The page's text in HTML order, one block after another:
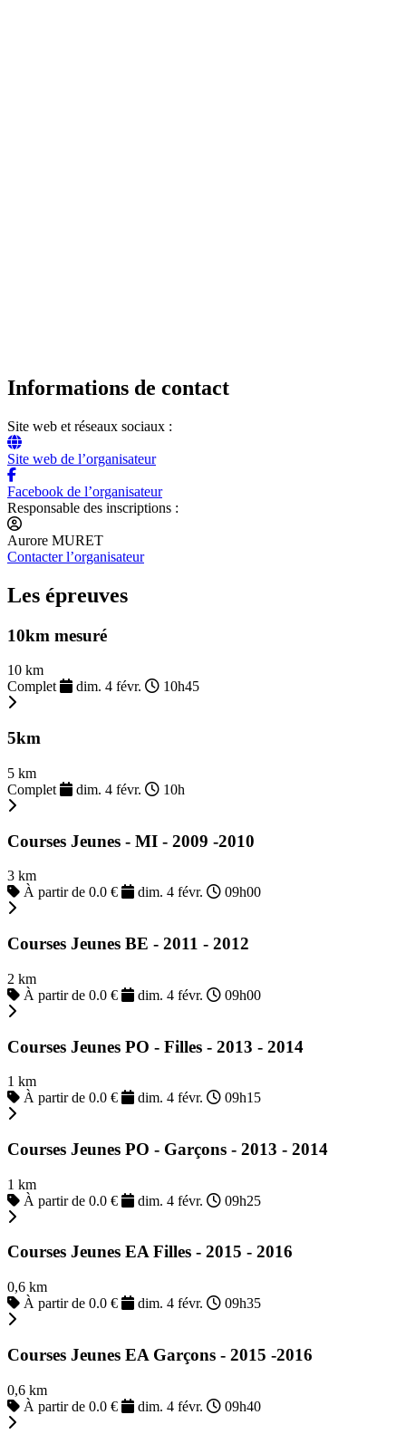
Informations de contact
Site web et réseaux sociaux :
Site web de l’organisateur
Facebook de l’organisateur
Responsable des inscriptions :
Aurore MURET
Contacter l’organisateur
Les épreuves
10km mesuré
10 km
Complet
dim. 4 févr. 10h45
5km
5 km
Complet
dim. 4 févr. 10h
Courses Jeunes - MI - 2009 -2010
3 km
À partir de 0.0 €
dim. 4 févr. 09h00
Courses Jeunes BE - 2011 - 2012
2 km
À partir de 0.0 €
dim. 4 févr. 09h00
Courses Jeunes PO - Filles - 2013 - 2014
1 km
À partir de 0.0 €
dim. 4 févr. 09h15
Courses Jeunes PO - Garçons - 2013 - 2014
1 km
À partir de 0.0 €
dim. 4 févr. 09h25
Courses Jeunes EA Filles - 2015 - 2016
0,6 km
À partir de 0.0 €
dim. 4 févr. 09h35
Courses Jeunes EA Garçons - 2015 -2016
0,6 km
À partir de 0.0 €
dim. 4 févr. 09h40